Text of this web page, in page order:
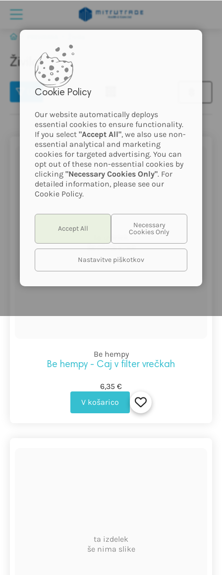
Živila
(2)
še nima slike
Be hempy
Be hempy - Čaj v filter vrečkah
6,35 €
V košarico
ta izdelek
še nima slike
Cookie Policy
Our website automatically deploys
essential cookies to ensure functionality.
If you select "Accept All", we also use non-
essential analytical and marketing
cookies for targeted advertising. You can
opt out of these non-essential cookies by
clicking "Necessary Cookies Only". For
detailed information, please see our
Cookie Policy.
Nastavitve piškotkov